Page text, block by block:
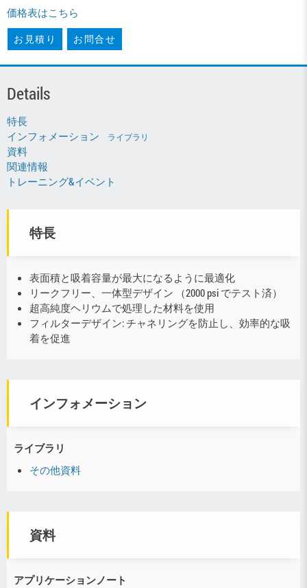
価格表はこちら
お見積り お問合せ
Details
特長
インフォメーション
ライブラリ
資料
関連情報
トレーニング&イベント
特長
表面積と吸着容量が最大になるように最適化
リークフリー、一体型デザイン （2000 psi でテスト済）
超高純度ヘリウムで処理した材料を使用
フィルターデザイン: チャネリングを防止し、効率的な吸
着を促進
インフォメーション
ライブラリ
その他資料
資料
アプリケーションノート